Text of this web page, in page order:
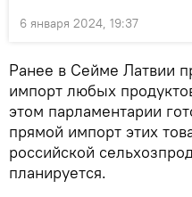
6 января 2024, 19:37
Ранее в Сейме Латвии
импорт любых
этом парламентарии
прямой импорт этих
российской
планируется.